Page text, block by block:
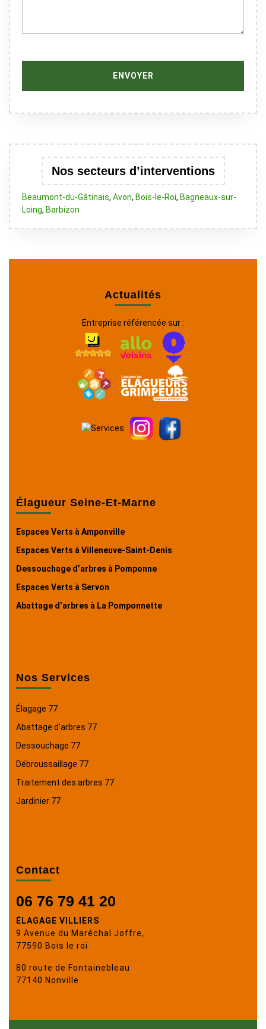
Nos secteurs d’interventions
Beaumont-du-Gâtinais, Avon, Bois-le-Roi, Bagneaux-sur-
Loing, Barbizon
Actualités
Entreprise référencée sur :
Élagueur Seine-Et-Marne
Espaces Verts à Amponville
Espaces Verts à Villeneuve-Saint-Denis
Dessouchage d’arbres à Pomponne
Espaces Verts à Servon
Abattage d’arbres à La Pomponnette
Nos Services
Élagage 77
Abattage d’arbres 77
Dessouchage 77
Débroussaillage 77
Traitement des arbres 77
Jardinier 77
Contact
06 76 79 41 20
ÉLAGAGE VILLIERS
9 Avenue du Maréchal Joffre,
77590 Bois le roi
80 route de Fontainebleau
77140 Nonville